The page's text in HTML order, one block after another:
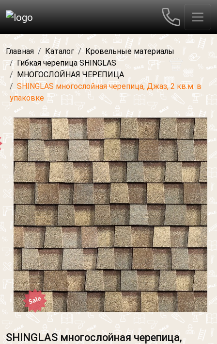
Главная Каталог
Кровельные материалы
Гибкая черепица SHINGLAS
МНОГОСЛОЙНАЯ ЧЕРЕПИЦА
SHINGLAS многослойная черепица, Джаз, 2 кв.м. в
упаковке
SHINGLAS многослойная черепица,